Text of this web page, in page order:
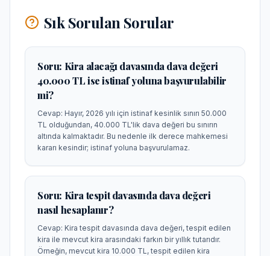
Sık Sorulan Sorular
Soru: Kira alacağı davasında dava değeri
40.000 TL ise istinaf yoluna başvurulabilir
mi?
Cevap: Hayır, 2026 yılı için istinaf kesinlik sınırı 50.000
TL olduğundan, 40.000 TL'lik dava değeri bu sınırın
altında kalmaktadır. Bu nedenle ilk derece mahkemesi
kararı kesindir; istinaf yoluna başvurulamaz.
Soru: Kira tespit davasında dava değeri
nasıl hesaplanır?
Cevap: Kira tespit davasında dava değeri, tespit edilen
kira ile mevcut kira arasındaki farkın bir yıllık tutarıdır.
Örneğin, mevcut kira 10.000 TL, tespit edilen kira